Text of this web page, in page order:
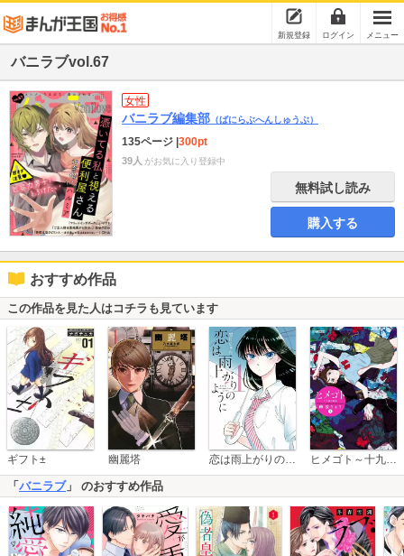
新規登録 ログイン メニュー
バニラブvol.67
女性
バニラブ編集部 （ばにらぶへんしゅうぶ）
135ページ 300pt
39人 がお気に入り登録中
無料試し読み
購入する
おすすめ作品
この作品を見た人はコチラも見ています
ギフト± 幽麗塔 恋は雨上がりのように ヒメゴト～十九歳の制服～
「 バニラブ」 のおすすめ作品